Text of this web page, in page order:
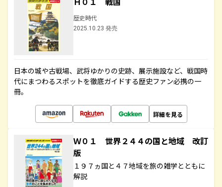
歴史時代
2025.10.23 発売
日本の城や古戦場、武将ゆかりの史跡、展示施設など、戦国時
代にまつわるスポットを徹底ガイドする歴史ファン必携の一
冊。
詳細を見る
Ｗ０１ 世界２４４の国と地域 改訂
版
１９７ヵ国と４７地域を旅の雑学とともに
解説